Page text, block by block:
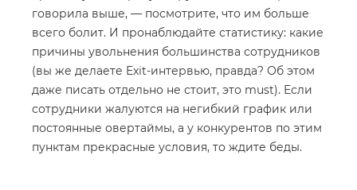
говорила выше, — посмотрите, что им больше
всего болит. И пронаблюдайте статистику: какие
причины увольнения большинства сотрудников
(вы же делаете Exit-интервью, правда? Об этом
даже писать отдельно не стоит, это must). Если
сотрудники жалуются на негибкий график или
постоянные овертаймы, а у конкурентов по этим
пунктам прекрасные условия, то ждите беды.